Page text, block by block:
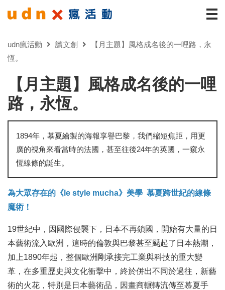
udn瘋活動 讀文創
【月主題】風格成名後的一哩路，永
恆。
【月主題】風格成名後的一哩
路，永恆。
1894年，慕夏繪製的海報享譽巴黎，我們縮短焦距，用更
廣的視角來看當時的法國，甚至往後24年的英國，一窺永
恆線條的誕生。
為大眾存在的《le style mucha》美學 慕夏跨世紀的線條
魔術！
19世紀中，因國際侵襲下，日本不再鎖國，開始有大量的日
本藝術流入歐洲，這時的倫敦與巴黎甚至颳起了日本熱潮，
加上1890年起，整個歐洲剛承接完工業與科技的重大變
革，在多重歷史與文化衝擊中，終於併出不同於過往，新藝
術的火花，特別是日本藝術品，因畫商輾轉流傳至慕夏手